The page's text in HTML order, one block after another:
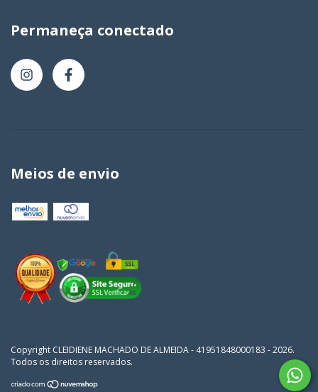
Permaneça conectado
Meios de envio
Copyright CLEIDIENE MACHADO DE ALMEIDA - 41951848000183 - 2026.
Todos os direitos reservados.